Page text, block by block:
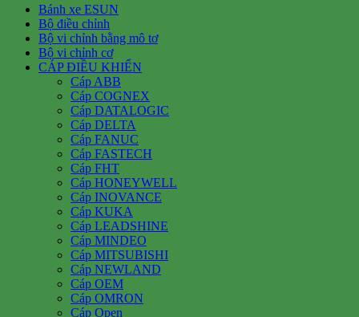
Bánh xe ESUN
Bộ điều chỉnh
Bộ vi chỉnh bằng mô tơ
Bộ vi chỉnh cơ
CÁP ĐIỀU KHIỂN
Cáp ABB
Cáp COGNEX
Cáp DATALOGIC
Cáp DELTA
Cáp FANUC
Cáp FASTECH
Cáp FHT
Cáp HONEYWELL
Cáp INOVANCE
Cáp KUKA
Cáp LEADSHINE
Cáp MINDEO
Cáp MITSUBISHI
Cáp NEWLAND
Cáp OEM
Cáp OMRON
Cáp Open